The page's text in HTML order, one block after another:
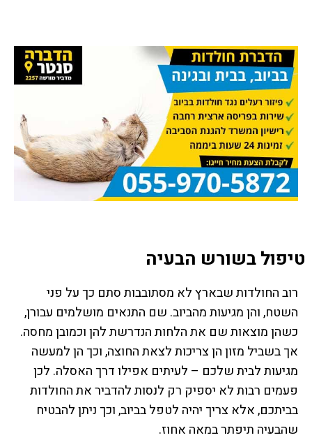
טיפול בשורש הבעיה
רוב החולדות שבארץ לא מסתובבות סתם כך על פני
השטח, והן מגיעות מהביוב. שם התנאים מושלמים עבורן,
כשהן מוצאות שם את הלחות הנדרשת להן וכמובן מחסה.
אך בשביל מזון הן צריכות לצאת החוצה, וכך הן למעשה
מגיעות לבית שלכם – לעיתים אפילו דרך האסלה. לכן
פעמים רבות לא יספיק רק לנסות להדביר את החולדות
בביתכם, אלא צריך יהיה לטפל בביוב, וכך ניתן להבטיח
שהבעיה תיפתר במאה אחוז.